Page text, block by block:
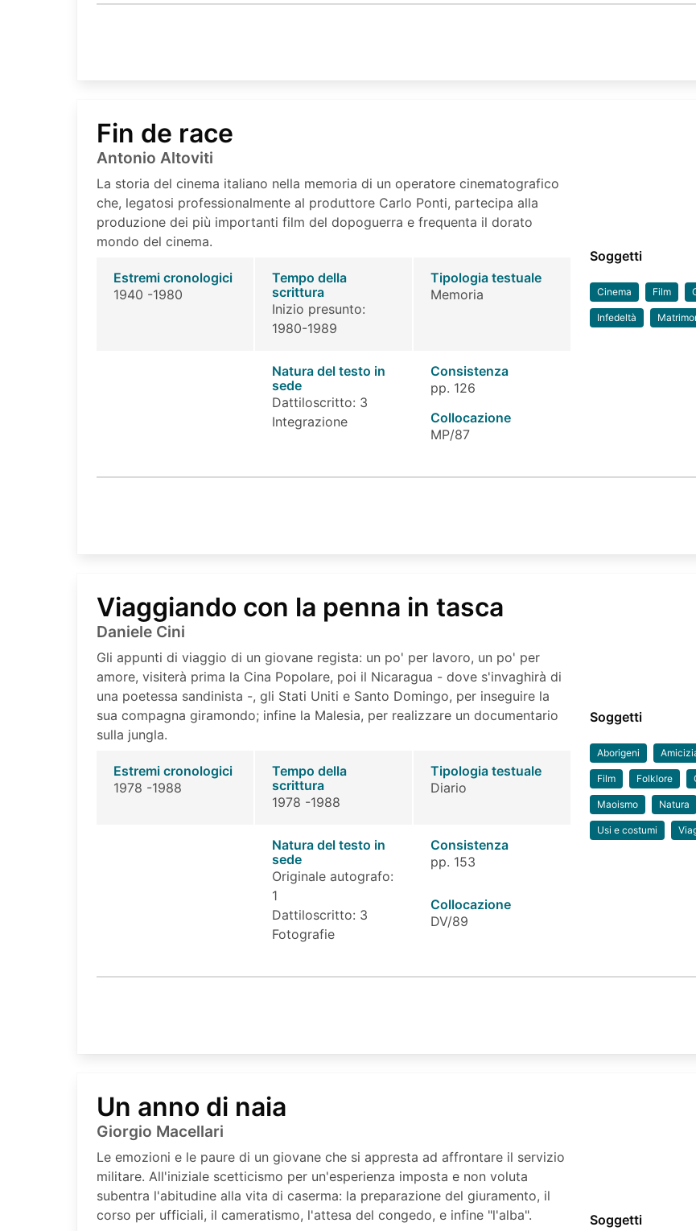
Fin de race
Antonio Altoviti
La storia del cinema italiano nella memoria di un operatore cinematografico
che, legatosi professionalmente al produttore Carlo Ponti, partecipa alla
produzione dei più importanti film del dopoguerra e frequenta il dorato
mondo del cinema.
Estremi cronologici
1940 -1980
Tempo della
scrittura
Inizio presunto:
1980-1989
Tipologia testuale
Memoria
Natura del testo in
sede
Dattiloscritto: 3
Integrazione
Consistenza
pp. 126
Collocazione
MP/87
Soggetti
Cinema Film
Infedeltà
Viaggiando con la penna in tasca
Daniele Cini
Gli appunti di viaggio di un giovane regista: un po' per lavoro, un po' per
amore, visiterà prima la Cina Popolare, poi il Nicaragua - dove s'invaghirà di
una poetessa sandinista -, gli Stati Uniti e Santo Domingo, per inseguire la
sua compagna giramondo; infine la Malesia, per realizzare un documentario
sulla jungla.
Estremi cronologici
1978 -1988
Tempo della
scrittura
1978 -1988
Tipologia testuale
Diario
Natura del testo in
sede
Originale autografo:
1
Dattiloscritto: 3
Fotografie
Consistenza
pp. 153
Collocazione
DV/89
Soggetti
Aborigeni
Film Folklore
Maoismo Natura
Usi e costumi
Un anno di naia
Giorgio Macellari
Le emozioni e le paure di un giovane che si appresta ad affrontare il servizio
militare. All'iniziale scetticismo per un'esperienza imposta e non voluta
subentra l'abitudine alla vita di caserma: la preparazione del giuramento, il
corso per ufficiali, il cameratismo, l'attesa del congedo, e infine "l'alba".
Soggetti